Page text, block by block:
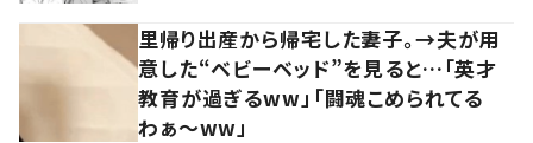
里帰り出産から帰宅した妻子。→夫が用
意した“ベビーベッド”を見ると…「英才
教育が過ぎるww」「闘魂こめられてる
わぁ～ww」